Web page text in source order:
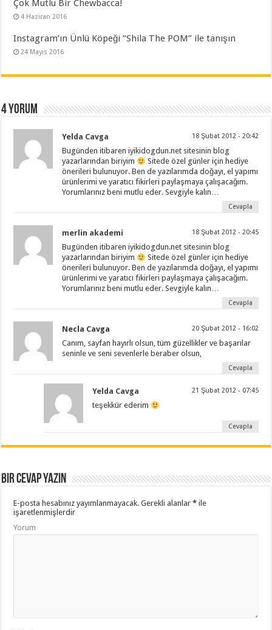
Çok Mutlu Bir Chewbacca!
4 Haziran 2016
Instagram’ın Ünlü Köpeği “Shila The POM” ile tanışın
24 Mayıs 2016
4 yorum
Yelda Cavga 18 Şubat 2012 - 20:42
Bugünden itibaren iyikidogdun.net sitesinin blog
yazarlarından biriyim
Sitede özel günler için hediye
önerileri bulunuyor. Ben de yazılarımda doğayı, el yapımı
ürünlerimi ve yaratıcı fikirleri paylaşmaya çalışacağım.
Yorumlarınız beni mutlu eder. Sevgiyle kalın…
Cevapla
merlin akademi 18 Şubat 2012 - 20:45
Bugünden itibaren iyikidogdun.net sitesinin blog
yazarlarından biriyim
Sitede özel günler için hediye
önerileri bulunuyor. Ben de yazılarımda doğayı, el yapımı
ürünlerimi ve yaratıcı fikirleri paylaşmaya çalışacağım.
Yorumlarınız beni mutlu eder. Sevgiyle kalın…
Cevapla
Necla Cavga 20 Şubat 2012 - 16:02
Canım, sayfan hayırlı olsun, tüm güzellikler ve başarılar
seninle ve seni sevenlerle beraber olsun,
Cevapla
Yelda Cavga 21 Şubat 2012 - 07:45
teşekkür ederim
Cevapla
Bir cevap yazın
E-posta hesabınız yayımlanmayacak. Gerekli alanlar* ile
işaretlenmişlerdir
Yorum